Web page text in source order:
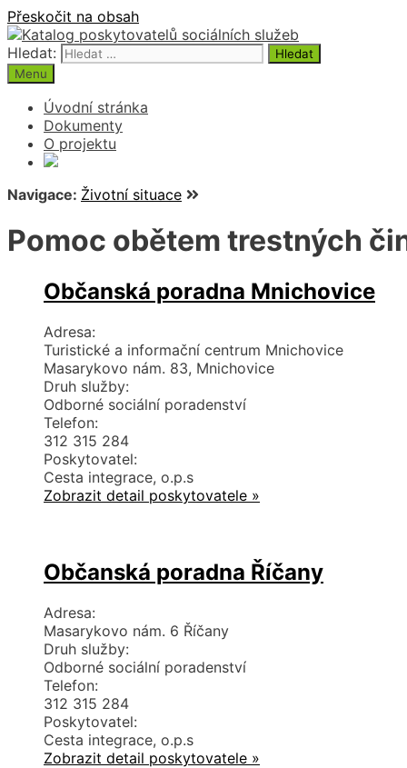
Přeskočit na obsah
Hledat:
Menu
Úvodní stránka
Dokumenty
O projektu
Navigace: Životní situace
Pomoc obětem trestných
Občanská poradna Mnichovice
Adresa:
Turistické a informační centrum Mnichovice
Masarykovo nám. 83, Mnichovice
Druh služby:
Odborné sociální poradenství
Telefon:
312 315 284
Poskytovatel:
Cesta integrace, o.p.s
Zobrazit detail poskytovatele »
Občanská poradna Říčany
Adresa:
Masarykovo nám. 6 Říčany
Druh služby:
Odborné sociální poradenství
Telefon:
312 315 284
Poskytovatel:
Cesta integrace, o.p.s
Zobrazit detail poskytovatele »